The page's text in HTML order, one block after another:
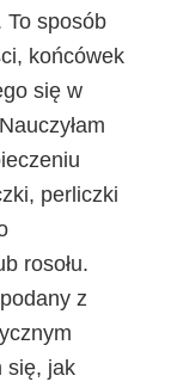
To sposób
końcówek
się w
perliczki
rosołu.
z
się, jak